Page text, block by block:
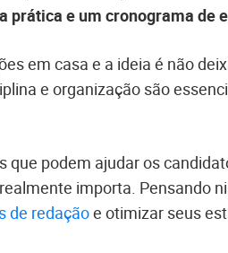
prática e um cronograma de
em casa e a ideia é não
e organização são
podem ajudar os
importa. Pensando
de redaçãoe otimizar seus